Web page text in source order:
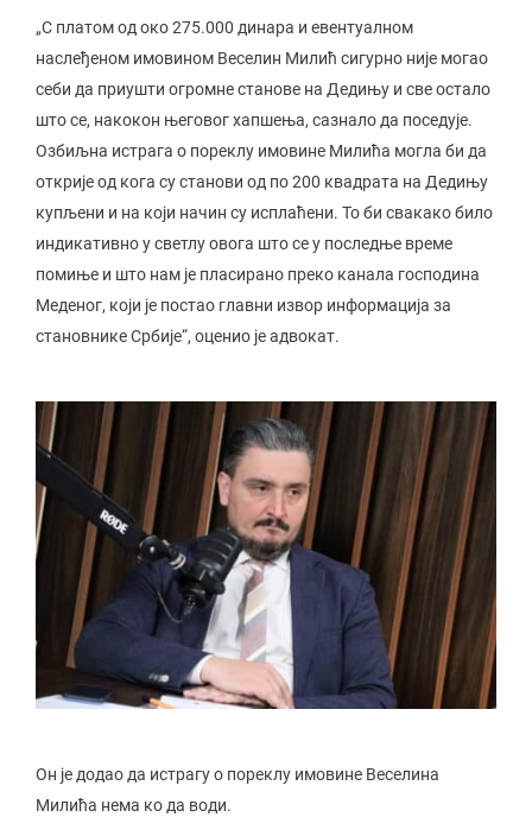
„С платом од око 275.000 динара и евентуалном
наслеђеном имовином Веселин Милић сигурно није могао
себи да приушти огромне станове на Дедињу и све остало
што се, накокон његовог хапшења, сазнало да поседује.
Озбиљна истрага о пореклу имовине Милића могла би да
открије од кога су станови од по 200 квадрата на Дедињу
купљени и на који начин су исплаћени. То би свакако било
индикативно у светлу овога што се у последње време
помиње и што нам је пласирано преко канала господина
Меденог, који је постао главни извор информација за
становнике Србије“, оценио је адвокат.
Он је додао да истрагу о пореклу имовине Веселина
Милића нема ко да води.